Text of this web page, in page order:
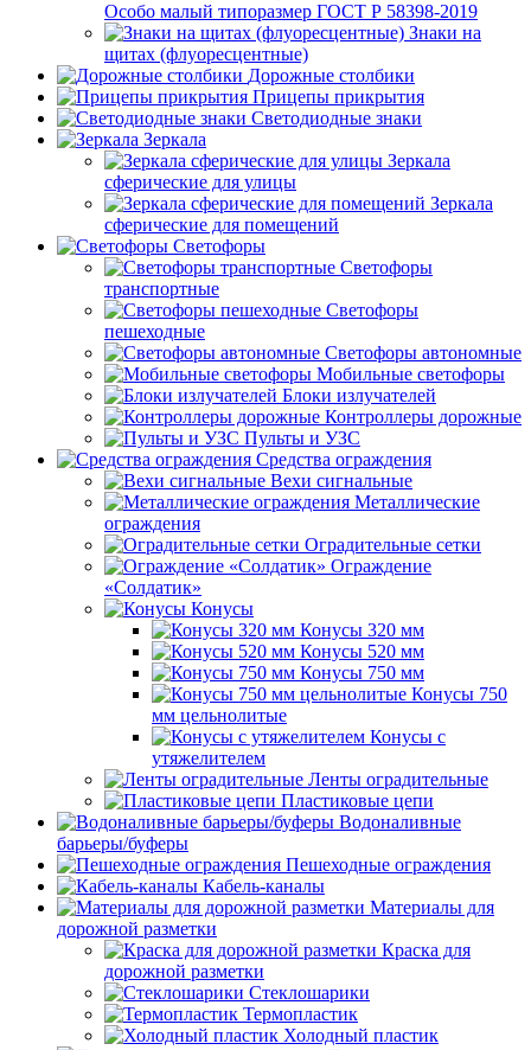
Особо малый типоразмер ГОСТ Р 58398-2019
Знаки на
щитах (флуоресцентные)
Дорожные столбики
Прицепы прикрытия
Светодиодные знаки
Зеркала
Зеркала
сферические для улицы
Зеркала
сферические для помещений
Светофоры
Светофоры
транспортные
Светофоры
пешеходные
Светофоры автономные
Мобильные светофоры
Блоки излучателей
Контроллеры дорожные
Пульты и УЗС
Средства ограждения
Вехи сигнальные
Металлические
ограждения
Оградительные сетки
Ограждение
«Солдатик»
Конусы
Конусы 320 мм
Конусы 520 мм
Конусы 750 мм
Конусы 750
мм цельнолитые
Конусы с
утяжелителем
Ленты оградительные
Пластиковые цепи
Водоналивные
барьеры/буферы
Пешеходные ограждения
Кабель-каналы
Материалы для
дорожной разметки
Краска для
дорожной разметки
Стеклошарики
Термопластик
Холодный пластик